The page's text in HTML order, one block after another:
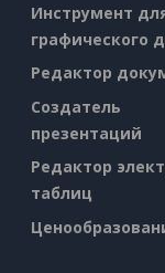
Инструмент
графического
Редактор
Создатель
презентаций
Редактор
таблиц